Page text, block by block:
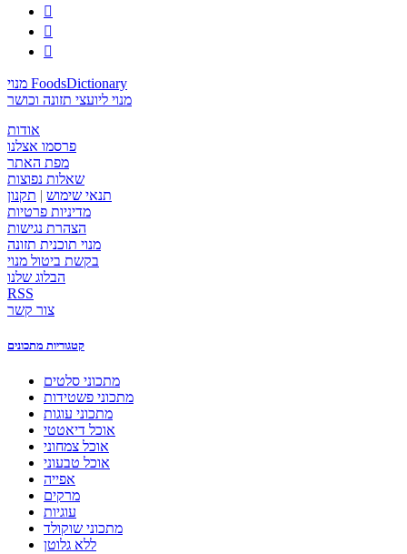



מנוי FoodsDictionary
מנוי ליועצי תזונה וכושר
אודות
פרסמו אצלנו
מפת האתר
שאלות נפוצות
תנאי שימוש | תקנון
מדיניות פרטיות
הצהרת נגישות
מנוי תוכנית תזונה
בקשת ביטול מנוי
הבלוג שלנו
RSS
צור קשר
קטגוריות מתכונים
מתכוני סלטים
מתכוני פשטידות
מתכוני עוגות
אוכל דיאטטי
אוכל צמחוני
אוכל טבעוני
אפייה
מרקים
עוגיות
מתכוני שוקולד
ללא גלוטן